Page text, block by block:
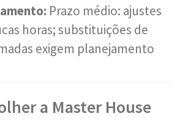
Prazo médio: ajustes
horas; substituições de
exigem planejamento
a Master House